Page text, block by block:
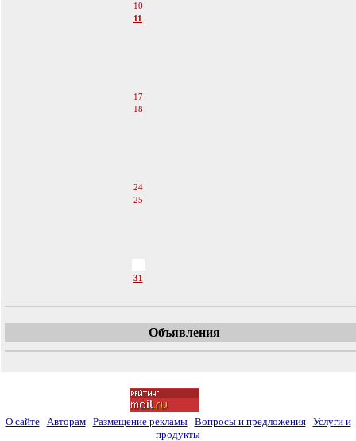
10
11
17
18
24
25
31
Объявления
О сайте Авторам Размещение рекламы Вопросы и предложения
Услуги и
продукты